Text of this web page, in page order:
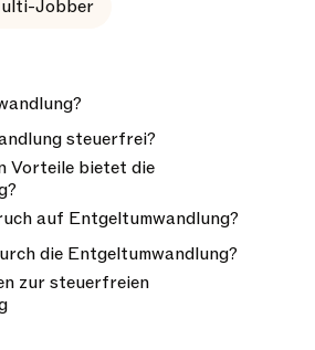
Jobber
steuerfrei?
Vorteile bietet die
auf Entgeltumwandlung?
die Entgeltumwandlung?
zur steuerfreien